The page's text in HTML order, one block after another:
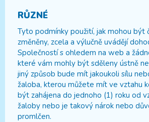
RŮZNÉ
Tyto podmínky použití, jak mohou být
změněny, zcela a výlučně uvádějí
Společností s ohledem na web a
které vám mohly být sděleny ústně
jiný způsob bude mít jakoukoli sílu
žaloba, kterou můžete mít ve vztahu
být zahájena do jednoho (1) roku od
žaloby nebo je takový nárok nebo
promlčen.